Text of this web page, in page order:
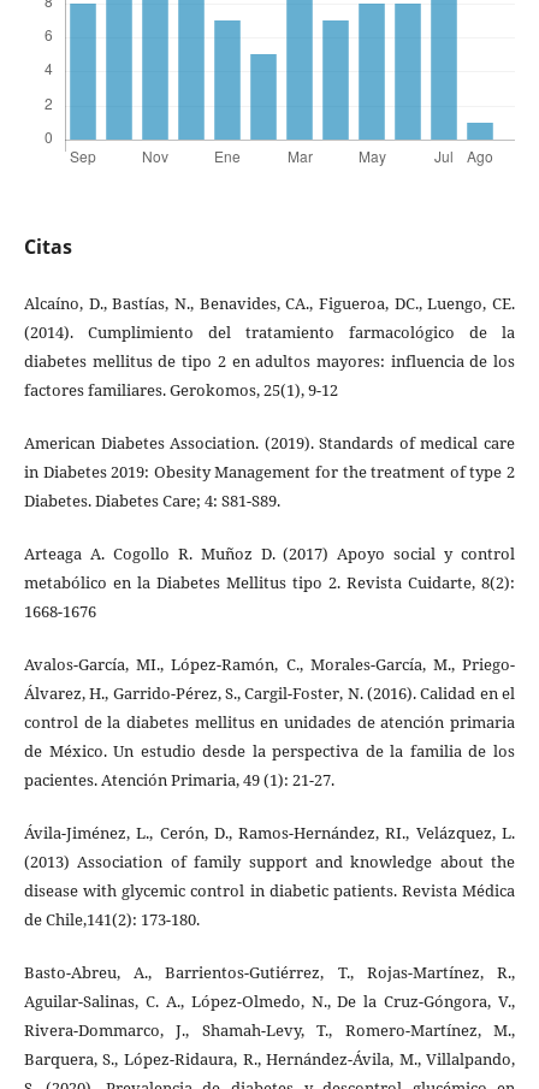
Citas
Alcaíno, D., Bastías, N., Benavides, CA., Figueroa, DC., Luengo, CE.
(2014). Cumplimiento del tratamiento farmacológico de la
diabetes mellitus de tipo 2 en adultos mayores: influencia de los
factores familiares. Gerokomos, 25(1), 9-12
American Diabetes Association. (2019). Standards of medical care
in Diabetes 2019: Obesity Management for the treatment of type 2
Diabetes. Diabetes Care; 4: S81-S89.
Arteaga A. Cogollo R. Muñoz D. (2017) Apoyo social y control
metabólico en la Diabetes Mellitus tipo 2. Revista Cuidarte, 8(2):
1668-1676
Avalos-García, MI., López-Ramón, C., Morales-García, M., Priego-
Álvarez, H., Garrido-Pérez, S., Cargil-Foster, N. (2016). Calidad en el
control de la diabetes mellitus en unidades de atención primaria
de México. Un estudio desde la perspectiva de la familia de los
pacientes. Atención Primaria, 49 (1): 21-27.
Ávila-Jiménez, L., Cerón, D., Ramos-Hernández, RI., Velázquez, L.
(2013) Association of family support and knowledge about the
disease with glycemic control in diabetic patients. Revista Médica
de Chile,141(2): 173-180.
Basto-Abreu, A., Barrientos-Gutiérrez, T., Rojas-Martínez, R.,
Aguilar-Salinas, C. A., López-Olmedo, N., De la Cruz-Góngora, V.,
Rivera-Dommarco, J., Shamah-Levy, T., Romero-Martínez, M.,
Barquera, S., López-Ridaura, R., Hernández-Ávila, M., Villalpando,